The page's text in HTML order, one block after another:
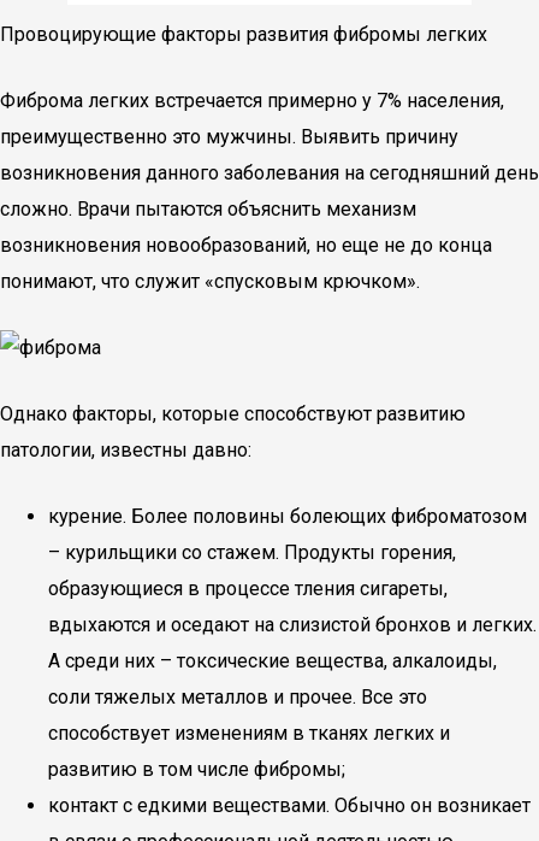
Провоцирующие факторы развития фибромы легких
Фиброма легких встречается примерно у 7% населения,
преимущественно это мужчины. Выявить причину
возникновения данного заболевания на сегодняшний день
сложно. Врачи пытаются объяснить механизм
возникновения новообразований, но еще не до конца
понимают, что служит «спусковым крючком».
Однако факторы, которые способствуют развитию
патологии, известны давно:
курение. Более половины болеющих фиброматозом
– курильщики со стажем. Продукты горения,
образующиеся в процессе тления сигареты,
вдыхаются и оседают на слизистой бронхов и легких.
А среди них – токсические вещества, алкалоиды,
соли тяжелых металлов и прочее. Все это
способствует изменениям в тканях легких и
развитию в том числе фибромы;
контакт с едкими веществами. Обычно он возникает